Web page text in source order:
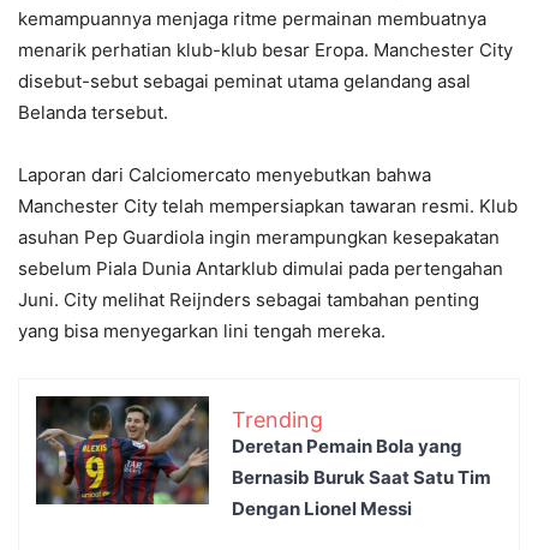
kemampuannya menjaga ritme permainan membuatnya
menarik perhatian klub-klub besar Eropa. Manchester City
disebut-sebut sebagai peminat utama gelandang asal
Belanda tersebut.
Laporan dari Calciomercato menyebutkan bahwa
Manchester City telah mempersiapkan tawaran resmi. Klub
asuhan Pep Guardiola ingin merampungkan kesepakatan
sebelum Piala Dunia Antarklub dimulai pada pertengahan
Juni. City melihat Reijnders sebagai tambahan penting
yang bisa menyegarkan lini tengah mereka.
Trending
Deretan Pemain Bola yang
Bernasib Buruk Saat Satu Tim
Dengan Lionel Messi